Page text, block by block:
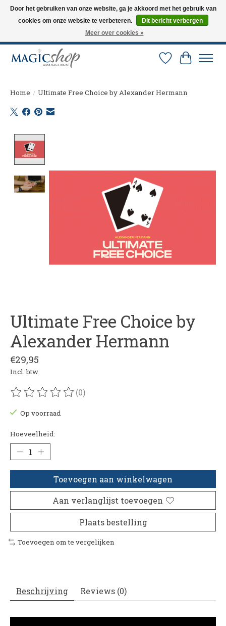
Altijd de nieuwste trucs op voorraad. Snelle verzending via PostNL en DHL.
Langskomen in onze winkel? Bel of mail om een afspraak te maken. 0251-
Verlanglijst
Home / Ultimate Free Choice by Alexander Hermann
Ultimate Free Choice by
Alexander Hermann
€29,95
Incl. btw
De beoordeling van dit product is
(0)
Op voorraad
Hoeveelheid:
Toevoegen aan winkelwagen
Aan verlanglijst toevoegen
Plaats bestelling
Toevoegen om te vergelijken
Beschrijving Reviews (0)
Door het gebruiken van onze website, ga je akkoord met het gebruik van
cookies om onze website te verbeteren.
Dit bericht verbergen
Meer over cookies »